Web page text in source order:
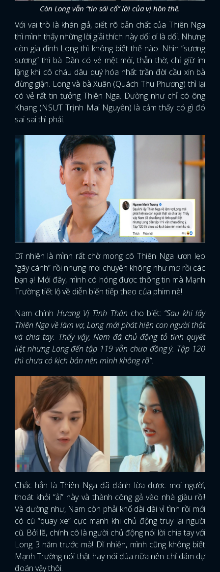
Còn Long vẫn “tin sái cổ” lời của vị hôn thê.
Với vai trò là khán giả, biết rõ bản chất của Thiên Nga
thì mình thấy những lời giải thích này dối ơi là dối. Nhưng
còn gia đình Long thì không biết thế nào. Nhìn “sương
sương” thì bà Dần có vẻ mệt mỏi, thẫn thờ, chỉ giữ im
lặng khi cô cháu dâu quý hóa nhất trần đời cầu xin bà
đừng giận. Long và bà Xuân (Quách Thu Phương) thì lại
có vẻ rất tin tưởng Thiên Nga. Dường như chỉ có ông
Khang (NSƯT Trịnh Mai Nguyên) là cảm thấy có gì đó
sai sai thì phải.
Dĩ nhiên là mình rất chờ mong cô Thiên Nga lươn lẹo
“gãy cánh” rồi nhưng mọi chuyện không như mơ rồi các
bạn ạ! Mới đây, mình có hóng được thông tin mà Mạnh
Trường tiết lộ về diễn biến tiếp theo của phim nè!
Nam chính Hương Vị Tình Thân cho biết: “Sau khi lấy
Thiên Nga về làm vợ, Long mới phát hiện con người thật
và chia tay. Thấy vậy, Nam đã chủ động tỏ tình quyết
liệt nhưng Long đến tập 119 vẫn chưa đồng ý. Tập 120
thì chưa có kịch bản nên mình không rõ”.
Chắc hẳn là Thiên Nga đã đánh lừa được mọi người,
thoát khỏi “ải” này và thành công gả vào nhà giàu rồi!
Và dường như, Nam còn phải khổ dài dài vì tình rồi mới
có cú “quay xe” cực mạnh khi chủ động truy lại người
cũ. Bởi lẽ, chính cô là người chủ động nói lời chia tay với
Long 3 năm trước mà! Dĩ nhiên, mình cũng không biết
Mạnh Trường nói thật hay nói đùa nữa nên chỉ dám dự
đoán vậy thôi.